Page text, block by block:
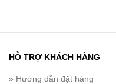
HỖ TRỢ KHÁCH HÀNG
» Hướng dẫn đặt hàng